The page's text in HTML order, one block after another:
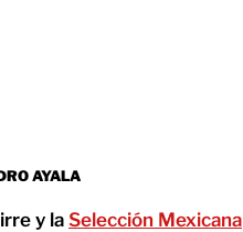
AYALA
y la Selección Mexicana